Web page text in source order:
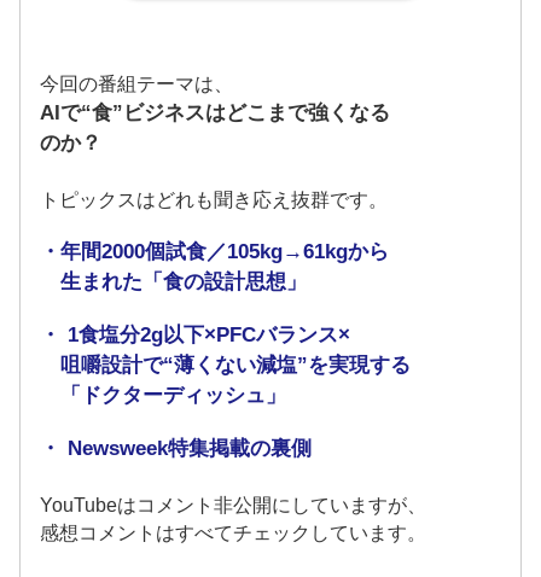
今回の番組テーマは、
AIで“食”ビジネスはどこまで強くなる
のか？
トピックスはどれも聞き応え抜群です。
・年間2000個試食／105kg→61kgから
生まれた「食の設計思想」
・ 1食塩分2g以下×PFCバランス×
咀嚼設計で“薄くない減塩”を実現する
「ドクターディッシュ」
・ Newsweek特集掲載の裏側
YouTubeはコメント非公開にしていますが、
感想コメントはすべてチェックしています。